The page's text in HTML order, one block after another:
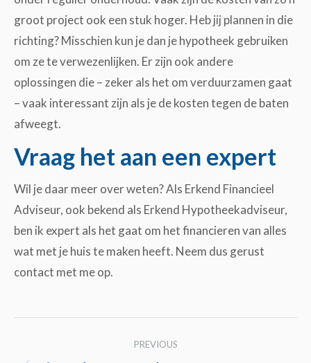
groot project ook een stuk hoger. Heb jij plannen in die
richting? Misschien kun je dan je hypotheek gebruiken
om ze te verwezenlijken. Er zijn ook andere
oplossingen die – zeker als het om verduurzamen gaat
– vaak interessant zijn als je de kosten tegen de baten
afweegt.
Vraag het aan een expert
Wil je daar meer over weten? Als Erkend Financieel
Adviseur, ook bekend als Erkend Hypotheekadviseur,
ben ik expert als het gaat om het financieren van alles
wat met je huis te maken heeft. Neem dus gerust
contact met me op.
PREVIOUS